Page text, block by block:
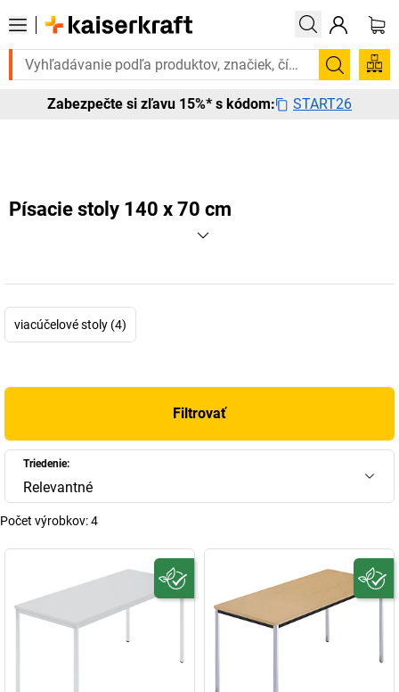
Potrebujete to urgentne? Vybrané bestsellery doručíme do 72
Zabezpečte si zľavu 15%* s kódom: START26
Písacie stoly 140 x 70 cm
viacúčelové stoly (4)
Filtrovať
Triedenie:
Relevantné
Počet výrobkov:4